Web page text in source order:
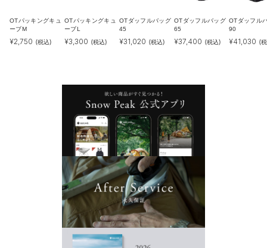
OTパッキングキュ
ーブM
¥2,750 (税込)
OTパッキングキュ
ーブL
¥3,300 (税込)
OTダッフルバッグ
45
¥31,020 (税込)
OTダッフルバッグ
65
¥37,400 (税込)
OTダッフル
90
¥41,030 (